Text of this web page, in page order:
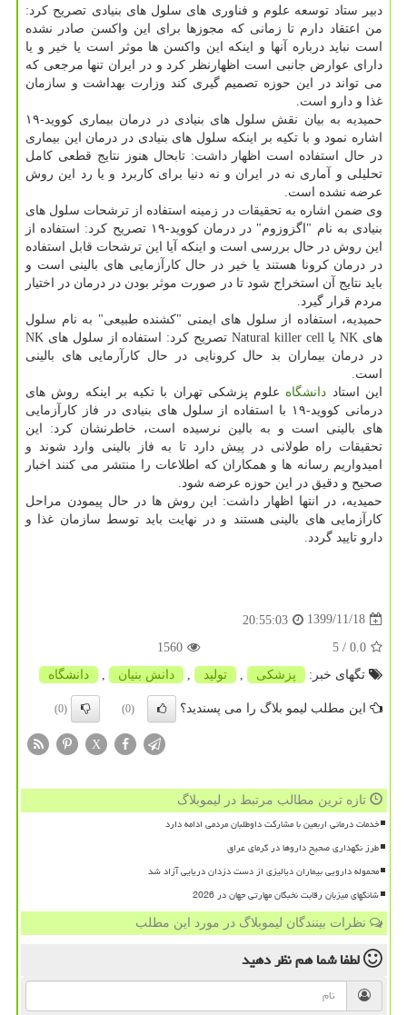
دبیر ستاد توسعه علوم و فناوری های سلول های بنیادی تصریح کرد:
من اعتقاد دارم تا زمانی که مجوزها برای این واکسن صادر نشده
است نباید درباره آنها و اینکه این واکسن ها موثر است یا خیر و یا
دارای عوارض جانبی است اظهارنظر کرد و در ایران تنها مرجعی که
می تواند در این حوزه تصمیم گیری کند وزارت بهداشت و سازمان
غذا و دارو است.
حمیدیه به بیان نقش سلول های بنیادی در درمان بیماری کووید-۱۹
اشاره نمود و با تکیه بر اینکه سلول های بنیادی در درمان این بیماری
در حال استفاده است اظهار داشت: تابحال هنوز نتایج قطعی کامل
تحلیلی و آماری نه در ایران و نه دنیا برای کاربرد و یا رد این روش
عرضه نشده است.
وی ضمن اشاره به تحقیقات در زمینه استفاده از ترشحات سلول های
بنیادی به نام "اگزوزوم" در درمان کووید-۱۹ تصریح کرد: استفاده از
این روش در حال بررسی است و اینکه آیا این ترشحات قابل استفاده
در درمان کرونا هستند یا خیر در حال کارآزمایی های بالینی است و
باید نتایج آن استخراج شود تا در صورت موثر بودن در درمان در اختیار
مردم قرار گیرد.
حمیدیه، استفاده از سلول های ایمنی "کشنده طبیعی" به نام سلول
های NK یا Natural killer cell تصریح کرد: استفاده از سلول های NK
در درمان بیماران بد حال کرونایی در حال کارآرمایی های بالینی
است.
این استاد دانشگاه علوم پزشکی تهران با تکیه بر اینکه روش های
درمانی کووید-۱۹ با استفاده از سلول های بنیادی در فاز کارآزمایی
های بالینی است و به بالین نرسیده است، خاطرنشان کرد: این
تحقیقات راه طولانی در پیش دارد تا به فاز بالینی وارد شوند و
امیدواریم رسانه ها و همکاران که اطلاعات را منتشر می کنند اخبار
صحیح و دقیق در این حوزه عرضه شود.
حمیدیه، در انتها اظهار داشت: این روش ها در حال پیمودن مراحل
کارآزمایی های بالینی هستند و در نهایت باید توسط سازمان غذا و
دارو تایید گردد.
1399/11/18
20:55:03
0.0
/ 5
1560
تگهای خبر:
پزشكی تولید دانش بنیان دانشگاه
این مطلب لیمو بلاگ را می پسندید؟ (0)
(0)
X
تازه ترین مطالب مرتبط در لیموبلاگ
خدمات درمانی اربعین با مشارکت داوطلبان مردمی ادامه دارد
طرز نگهداری صحیح داروها در گرمای عراق
محموله دارویی بیماران دیالیزی از دست دزدان دریایی آزاد شد
شانگهای میزبان رقابت نخبگان مهارتی جهان در 2026
نظرات بینندگان لیموبلاگ در مورد این مطلب
لطفا شما همنظر دهید